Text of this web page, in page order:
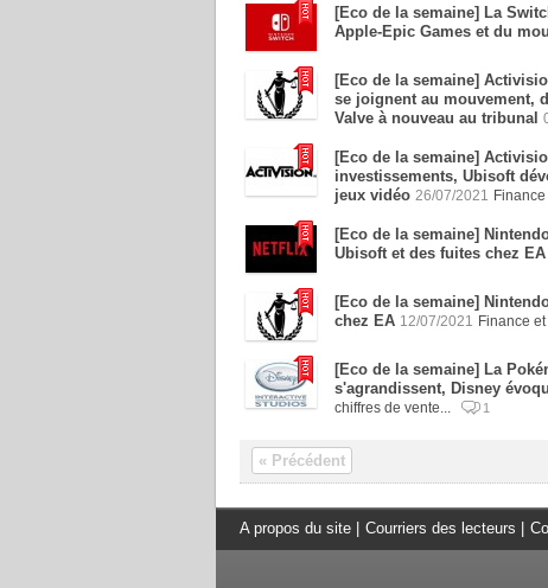
[Eco de la semaine] La
Apple-Epic Games et du
[Eco de la semaine]
se joignent au mouvement,
Valve à nouveau au tribunal
[Eco de la semaine]
investissements, Ubisoft
jeux vidéo 26/07/2021 Finance
[Eco de la semaine]
Ubisoft et des fuites chez EA
[Eco de la semaine]
chez EA 12/07/2021 Finance et
[Eco de la semaine] La
s'agrandissent, Disney
chiffres de vente...
1
« Précédent
A propos du site Courriers des lecteurs